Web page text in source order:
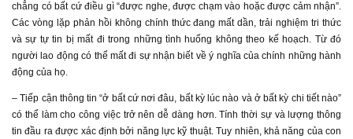
chẳng có bất cứ điều gì “được nghe, được chạm vào hoặc được cảm nhận”.
Các vòng lặp phản hồi không chính thức đang mất dần, trải nghiệm tri thức
và sự tự tin bị mất đi trong những tình huống không theo kế hoạch. Từ đó
người lao động có thể mất đi sự nhận biết về ý nghĩa của chính những hành
động của họ.
– Tiếp cận thông tin “ở bất cứ nơi đâu, bất kỳ lúc nào và ở bất kỳ chi tiết nào”
có thể làm cho công việc trở nên dễ dàng hơn. Tính thời sự và lượng thông
tin đầu ra được xác định bởi năng lực kỹ thuật. Tuy nhiên, khả năng của con